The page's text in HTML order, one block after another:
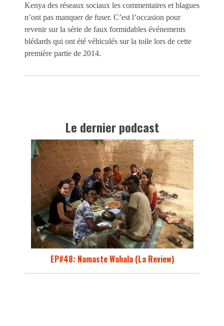
Kenya des réseaux sociaux les commentaires et blagues
n’ont pas manquer de fuser. C’est l’occasion pour
revenir sur la série de faux formidables événements
blédards qui ont été véhiculés sur la toile lors de cette
première partie de 2014.
Le dernier podcast
EP#48: Namaste Wahala (La Review)